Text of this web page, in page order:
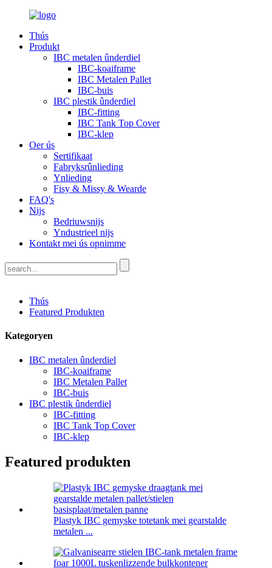
Thús
Produkt
IBC metalen ûnderdiel
IBC-koaiframe
IBC Metalen Pallet
IBC-buis
IBC plestik ûnderdiel
IBC-fitting
IBC Tank Top Cover
IBC-klep
Oer ús
Sertifikaat
Fabryksrûnlieding
Ynlieding
Fisy & Missy & Wearde
FAQ's
Nijs
Bedriuwsnijs
Yndustrieel nijs
Kontakt mei ús opnimme
Thús
Featured Produkten
Kategoryen
IBC metalen ûnderdiel
IBC-koaiframe
IBC Metalen Pallet
IBC-buis
IBC plestik ûnderdiel
IBC-fitting
IBC Tank Top Cover
IBC-klep
Featured produkten
Plastyk IBC gemyske totetank mei gearstalde
metalen ...